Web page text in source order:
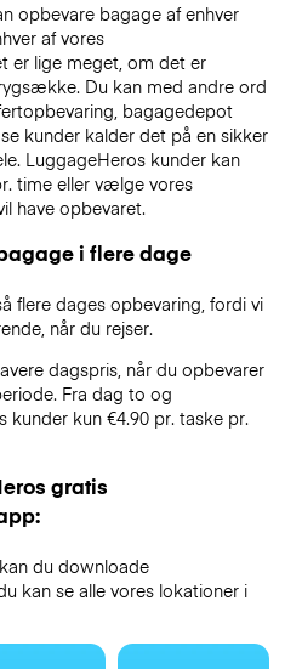
opbevare bagage af enhver
af vores
er lige meget, om det er
Du kan med andre ord
bagagedepot
kunder kalder det på en sikker
LuggageHeros kunder kan
time eller vælge vores
have opbevaret.
i flere dage
flere dages opbevaring, fordi vi
når du rejser.
dagspris, når du opbevarer
Fra dag to og
kunder kun €4.90 pr. taske pr.
gratis
du downloade
kan se alle vores lokationer i